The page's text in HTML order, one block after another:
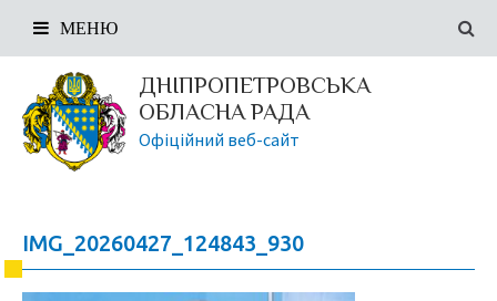
ДНІПРОПЕТРОВСЬКА
ОБЛАСНА РАДА
Офіційний веб-сайт
МЕНЮ
IMG_20260427_124843_930